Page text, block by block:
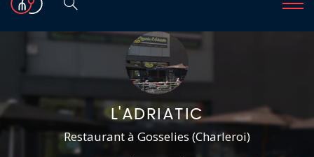
L'ADRIATIC
Restaurant à Gosselies (Charleroi)